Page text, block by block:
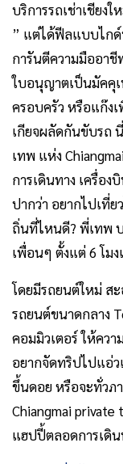
บริการรถเช่าเชียง
” แต่ได้ฟีลแบบไก
การันตีความมืออา
ใบอนุญาตเป็นมัคคุเ
ครอบครัว หรือแก๊ง
เกียจผลัดกันขับรถ
เทพ แห่ง
การเดินทาง เครื่อง
ปากว่า อยากไปเที่ย
ถิ่นที่ไหนดี? พี่เทพ
เพื่อนๆ ตั้งแต่ 6 โมง
โดยมีรถยนต์ใหม่ ส
รถยนต์ขนาดกลาง
คอมมิวเตอร์ ให้คว
อยากจัดทริปไปแอ่ว
ขึ้นดอยหรือจะทั่วภ
Chiangmai
แฮปปี้ตลอดการเดิน